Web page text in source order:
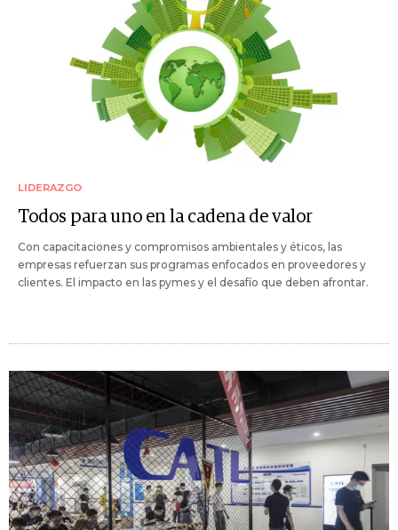
LIDERAZGO
Todos para uno en la cadena de valor
Con capacitaciones y compromisos ambientales y éticos, las
empresas refuerzan sus programas enfocados en proveedores y
clientes. El impacto en las pymes y el desafío que deben afrontar.